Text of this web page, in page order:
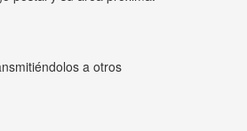
a otros